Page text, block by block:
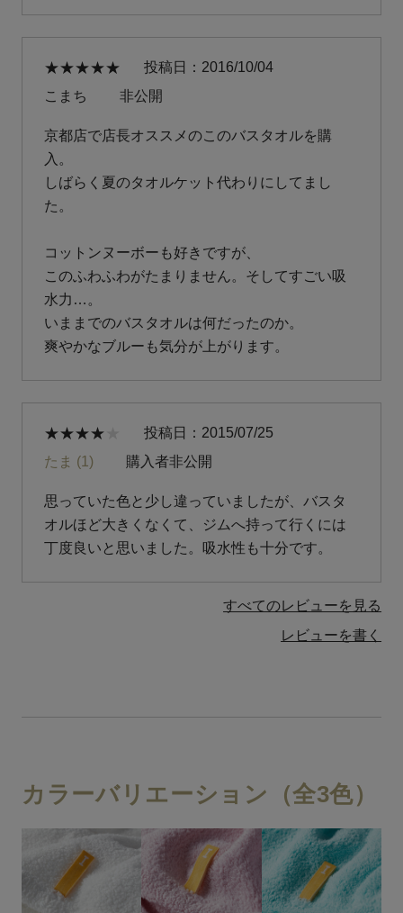
こまち 非公開
投稿日 2016/10/04
京都店で店長オススメのこのバスタオルを購
入。
しばらく夏のタオルケット代わりにしてまし
た。
コットンヌーボーも好きですが、
このふわふわがたまりません。そしてすごい吸
水力…。
いままでのバスタオルは何だったのか。
爽やかなブルーも気分が上がります。
たま 1 購入者非公開
投稿日 2015/07/25
思っていた色と少し違っていましたが、バスタ
オルほど大きくなくて、ジムへ持って行くには
丁度良いと思いました。吸水性も十分です。
すべてのレビューを見る
レビューを書く
カラーバリエーション（全3色）